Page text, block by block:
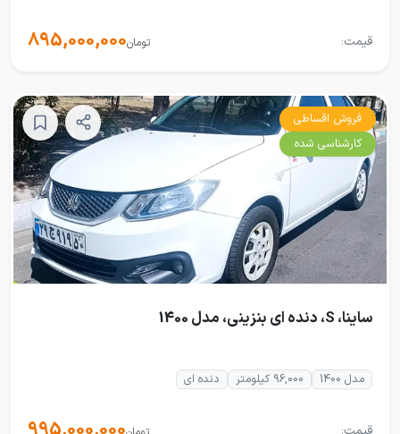
قیمت: 895,000,000تومان
فروش اقساطی
کارشناسی شده
ساینا، S، دنده ای بنزینی، مدل 1400
مدل 1400 96,000 کیلومتر دنده ای